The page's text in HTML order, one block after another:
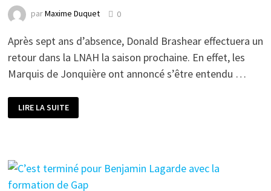
parMaxime Duquet 0
Après sept ans d’absence, Donald Brashear effectuera un
retour dans la LNAH la saison prochaine. En effet, les
Marquis de Jonquière ont annoncé s’être entendu …
BRASHEAR
EST
LNAH
LIRE LA SUITE